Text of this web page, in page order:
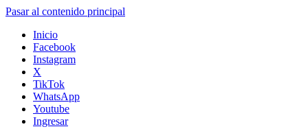
Pasar al contenido principal
Inicio
Facebook
Instagram
X
TikTok
WhatsApp
Youtube
Ingresar